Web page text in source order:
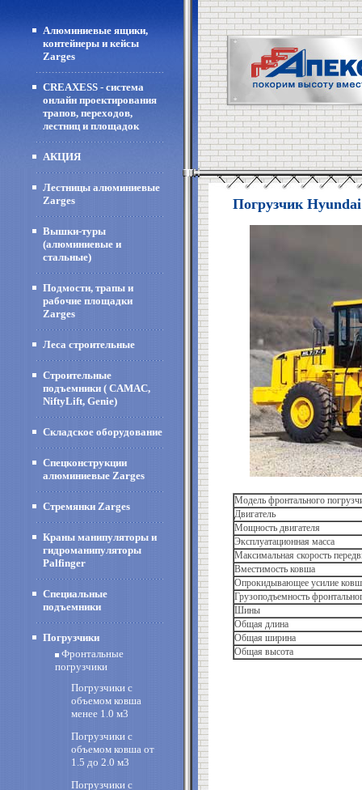
Алюминиевые ящики,
контейнеры и кейсы
Zarges
CREAXESS - система
онлайн проектирования
трапов, переходов,
лестниц и площадок
АКЦИЯ
Лестницы алюминиевые
Zarges
Вышки-туры
(алюминиевые и
стальные)
Подмости, трапы и
рабочие площадки
Zarges
Леса строительные
Строительные
подъемники ( CAMAC,
NiftyLift, Genie)
Складское оборудование
Спецконструкции
алюминиевые Zarges
Стремянки Zarges
Краны манипуляторы и
гидроманипуляторы
Palfinger
Специальные
подъемники
Погрузчики
Фронтальные
погрузчики
Погрузчики с
объемом ковша
менее 1.0 м3
Погрузчики с
объемом ковша от
1.5 до 2.0 м3
Погрузчики с
Погрузчик
Модель фронтального
Двигатель
Мощность двигателя
Эксплуатационная масса
Максимальная скорость
Вместимость ковша
Опрокидывающее усилие
Грузоподъемность
Шины
Общая длина
Общая ширина
Общая высота